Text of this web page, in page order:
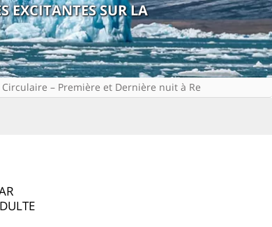
EXCITANTES SUR LA
– Première et Dernière nuit à Reykjavik